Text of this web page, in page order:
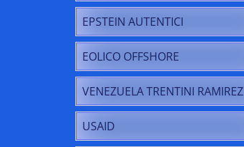
EPSTEIN AUTENTICI
EOLICO OFFSHORE
VENEZUELA TRENTINI RAMIREZ
USAID